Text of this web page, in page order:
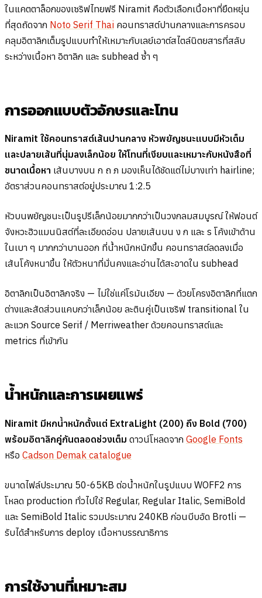
ในแคตตาล็อกของเซริฟไทยฟรี Niramit คือตัวเลือกเนื้อหาที่ยืดหยุ่น
ที่สุดถัดจาก Noto Serif Thai คอนทราสต์ปานกลางและการครอบ
คลุมอิตาลิกเต็มรูปแบบทำให้เหมาะกับเลย์เอาต์สไตล์นิตยสารที่สลับ
ระหว่างเนื้อหา อิตาลิก และ subhead ซ้ำ ๆ
การออกแบบตัวอักษรและโทน
Niramit ใช้คอนทราสต์เส้นปานกลาง หัวพยัญชนะแบบมีหัวเต็ม
และปลายเส้นที่นุ่มลงเล็กน้อย ให้โทนที่เงียบและเหมาะกับหนังสือที่
ขนาดเนื้อหา เส้นบางบน ก ถ ภ มองเห็นได้ชัดแต่ไม่บางเท่า hairline;
อัตราส่วนคอนทราสต์อยู่ประมาณ 1:2.5
หัวบนพยัญชนะเป็นรูปรีเล็กน้อยมากกว่าเป็นวงกลมสมบูรณ์ ให้ฟอนต์
จังหวะฮิวแมนนิสต์ที่ละเอียดอ่อน ปลายเส้นบน ง ก และ ร โค้งเข้าด้าน
ในเบา ๆ มากกว่าบานออก ที่น้ำหนักหนักขึ้น คอนทราสต์ลดลงเมื่อ
เส้นโค้งหนาขึ้น ให้ตัวหนาที่มั่นคงและอ่านได้สะอาดใน subhead
อิตาลิกเป็นอิตาลิกจริง — ไม่ใช่แค่โรมันเอียง — ด้วยโครงอิตาลิกที่แตก
ต่างและสัดส่วนแคบกว่าเล็กน้อย ละตินคู่เป็นเซริฟ transitional ใน
ละแวก Source Serif / Merriweather ด้วยคอนทราสต์และ
metrics ที่เข้ากัน
น้ำหนักและการเผยแพร่
Niramit มีหกน้ำหนักตั้งแต่ ExtraLight (200) ถึง Bold (700)
พร้อมอิตาลิกคู่กันตลอดช่วงเต็ม ดาวน์โหลดจาก Google Fonts
หรือ Cadson Demak catalogue
ขนาดไฟล์ประมาณ 50-65KB ต่อน้ำหนักในรูปแบบ WOFF2 การ
โหลด production ทั่วไปใช้ Regular, Regular Italic, SemiBold
และ SemiBold Italic รวมประมาณ 240KB ก่อนบีบอัด Brotli —
รับได้สำหรับการ deploy เนื้อหาบรรณาธิการ
การใช้งานที่เหมาะสม